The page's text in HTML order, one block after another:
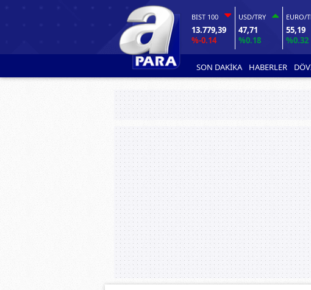
BIST 100
13.779,39
%-0.14
USD/TRY
47,71
%0.18
EURO/
55,19
%0.32
SON DAKİKA HABERLER